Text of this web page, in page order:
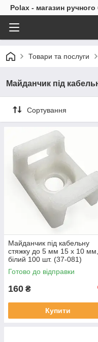
Polax - магазин ручного
Товари та послуги
Майданчик під
Сортування
Майданчик під кабельну
стяжку до 5 мм 15 х 10 мм,
білий 100 шт. (37-081)
Готово до відправки
160 ₴
Купити